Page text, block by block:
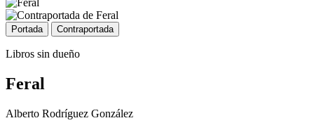
Portada Contraportada
Libros sin dueño
Feral
Alberto Rodríguez González